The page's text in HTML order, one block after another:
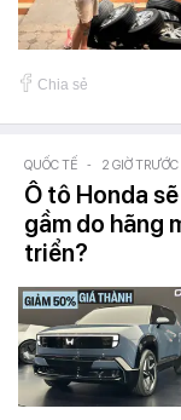
Chia sẻ
QUỐC TẾ - 2 GIỜ TRƯỚC
Ô tô Honda
gầm do hãng
triển?